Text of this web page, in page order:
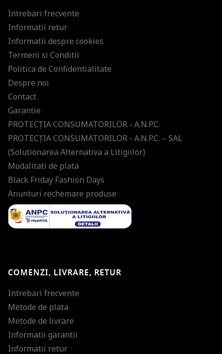
Intrebari frecvente
Informatii retur
Informatii despre cookies
Termeni si Conditii
Politica de Confidentialitate
Despre noi
Contact
Garantie
PROTECŢIA CONSUMATORILOR - A.N.P.C.
PROTECŢIA CONSUMATORILOR - A.N.P.C. – SAL
(Solutionarea Alternativa a Litigiilor)
Modalitati de plata
Black Friday Fashion Days
Anunturi rechemare produse
COMENZI, LIVRARE, RETUR
Intrebari frecvente
Metode de plata
Metode de livrare
Informatii garantii
Informatii retur